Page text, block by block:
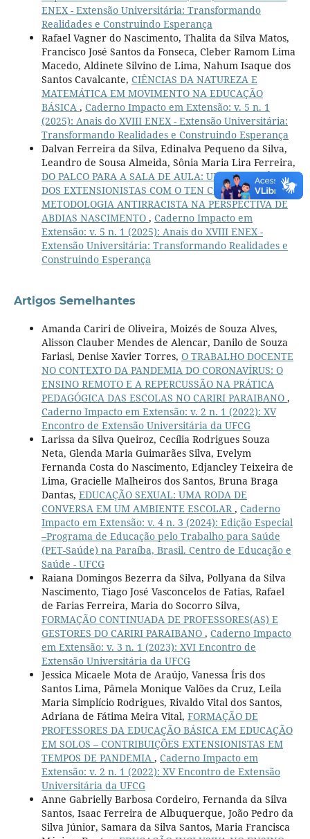
ENEX - Extensão Universitária: Transformando
Realidades e Construindo Esperança
Rafael Vagner do Nascimento, Thalita da Silva Matos,
Francisco José Santos da Fonseca, Cleber Ramom Lima
Macedo, Aldinete Silvino de Lima, Nahum Isaque dos
Santos Cavalcante, CIÊNCIAS DA NATUREZA E
MATEMÁTICA EM MOVIMENTO NA EDUCAÇÃO
BÁSICA , Caderno Impacto em Extensão: v. 5 n. 1
(2025): Anais do XVIII ENEX - Extensão Universitária:
Transformando Realidades e Construindo Esperança
Dalvan Ferreira da Silva, Edinalva Pequeno da Silva,
Leandro de Sousa Almeida, Sônia Maria Lira Ferreira,
DO PALCO PARA A SALA DE AULA: UMA EXPERIÊNCIA
DOS EXTENSIONISTAS COM O TEN COMO
METODOLOGIA ANTIRRACISTA NA PERSPECTIVA DE
ABDIAS NASCIMENTO , Caderno Impacto em
Extensão: v. 5 n. 1 (2025): Anais do XVIII ENEX -
Extensão Universitária: Transformando Realidades e
Construindo Esperança
Artigos Semelhantes
Amanda Cariri de Oliveira, Moizés de Souza Alves,
Alisson Clauber Mendes de Alencar, Danilo de Souza
Fariasi, Denise Xavier Torres, O TRABALHO DOCENTE
NO CONTEXTO DA PANDEMIA DO CORONAVÍRUS: O
ENSINO REMOTO E A REPERCUSSÃO NA PRÁTICA
PEDAGÓGICA DAS ESCOLAS NO CARIRI PARAIBANO ,
Caderno Impacto em Extensão: v. 2 n. 1 (2022): XV
Encontro de Extensão Universitária da UFCG
Larissa da Silva Queiroz, Cecília Rodrigues Souza
Neta, Glenda Maria Guimarães Silva, Evelym
Fernanda Costa do Nascimento, Edjancley Teixeira de
Lima, Gracielle Malheiros dos Santos, Bruna Braga
Dantas, EDUCAÇÃO SEXUAL: UMA RODA DE
CONVERSA EM UM AMBIENTE ESCOLAR, Caderno
Impacto em Extensão: v. 4 n. 3 (2024): Edição Especial
–Programa de Educação pelo Trabalho para Saúde
(PET-Saúde) na Paraíba, Brasil. Centro de Educação e
Saúde - UFCG
Raiana Domingos Bezerra da Silva, Pollyana da Silva
Nascimento, Tiago José Vasconcelos de Fatias, Rafael
de Farias Ferreira, Maria do Socorro Silva,
FORMAÇÃO CONTINUADA DE PROFESSORES(AS) E
GESTORES DO CARIRI PARAIBANO , Caderno Impacto
em Extensão: v. 3 n. 1 (2023): XVI Encontro de
Extensão Universitária da UFCG
Jessica Micaele Mota de Araújo, Vanessa Íris dos
Santos Lima, Pâmela Monique Valões da Cruz, Leila
Maria Simplício Rodrigues, Rivaldo Vital dos Santos,
Adriana de Fátima Meira Vital, FORMAÇÃO DE
PROFESSORES DA EDUCAÇÃO BÁSICA EM EDUCAÇÃO
EM SOLOS – CONTRIBUIÇÕES EXTENSIONISTAS EM
TEMPOS DE PANDEMIA , Caderno Impacto em
Extensão: v. 2 n. 1 (2022): XV Encontro de Extensão
Universitária da UFCG
Anne Gabrielly Barbosa Cordeiro, Fernanda da Silva
Santos, Isaac Ferreira de Albuquerque, João Pedro da
Silva Júnior, Samara da Silva Santos, Maria Francisca